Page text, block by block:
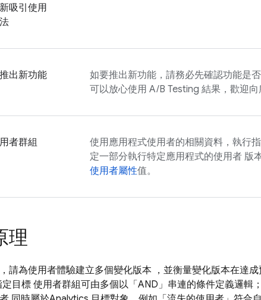
新吸引使用
推出新功能
如要推出新功能，請務必先確認功能是
可以放心使用 A/B Testing 結果，歡迎向
用者群組
使用應用程式使用者的相關資料，執行
定一部分執行特定應用程式的使用者 版
使用者屬性值。
理
，請為使用者體驗建立多個變化版本 ，並衡量變化版本在達
定目標 使用者群組可由多個以「AND」串連的條件定義邏